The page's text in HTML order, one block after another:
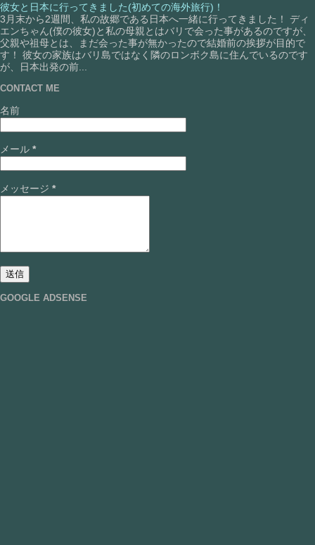
彼女と日本に行ってきました(初めての海外旅行)！
3月末から2週間、私の故郷である日本へ一緒に行ってきました！ ディ
エンちゃん(僕の彼女)と私の母親とはバリで会った事があるのですが、
父親や祖母とは、まだ会った事が無かったので結婚前の挨拶が目的で
す！ 彼女の家族はバリ島ではなく隣のロンボク島に住んでいるのです
が、日本出発の前...
CONTACT ME
名前
メール *
メッセージ *
GOOGLE ADSENSE